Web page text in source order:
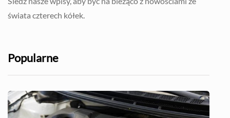
świata czterech kółek.
Popularne